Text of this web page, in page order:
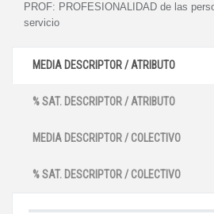
PROF: PROFESIONALIDAD de las
servicio
MEDIA DESCRIPTOR / ATRIBUTO
% SAT. DESCRIPTOR / ATRIBUTO
MEDIA DESCRIPTOR / COLECTIVO
% SAT. DESCRIPTOR / COLECTIVO